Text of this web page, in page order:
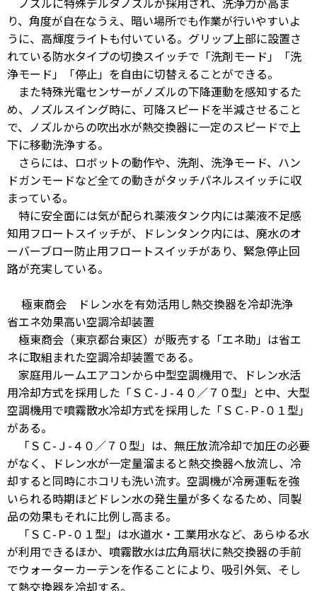
り、角度が自在なうえ、暗い場所でも作業が行いやすいよ
うに、高輝度ライトも付いている。グリップ上部に設置さ
れている防水タイプの切換スイッチで「洗剤モード」「洗
浄モード」「停止」を自由に切替えることができる。
また特殊光電センサーがノズルの下降運動を感知するた
め、ノズルスイング時に、可降スピードを半減させること
で、ノズルからの吹出水が熱交換器に一定のスピードで上
下に移動洗浄する。
さらには、ロボットの動作や、洗剤、洗浄モード、ハン
ドガンモードなど全ての動きがタッチパネルスイッチに収
まっている。
特に安全面には気が配られ薬液タンク内には薬液不足感
知用フロートスイッチが、ドレンタンク内には、廃水のオ
ーバーブロー防止用フロートスイッチがあり、緊急停止回
路が充実している。
極東商会 ドレン水を有効活用し熱交換器を冷却洗浄
省エネ効果高い空調冷却装置
極東商会（東京都台東区）が販売する「エネ助」は省エ
ネに取組まれた空調冷却装置である。
家庭用ルームエアコンから中型空調機用で、ドレン水活
用冷却方式を採用した「ＳＣ-Ｊ-４０／７０型」と中、大型
空調機用で噴霧散水冷却方式を採用した「ＳＣ-Ｐ-０１型」
がある。
「ＳＣ-Ｊ-４０／７０型」は、無圧放流冷却で加圧の必要
がなく、ドレン水が一定量溜まると熱交換器へ放流し、冷
却すると同時にホコリも洗い流す。空調機が冷房運転を強
いられる時期ほどドレン水の発生量が多くなるため、同製
品の効果もそれに比例し高まる。
「ＳＣ-Ｐ-０１型」は水道水・工業用水など、あらゆる水
が利用できるほか、噴霧散水は広角扇状に熱交換器の手前
でウォーターカーテンを作ることにより、吸引外気、そし
て熱交換器を冷却する。